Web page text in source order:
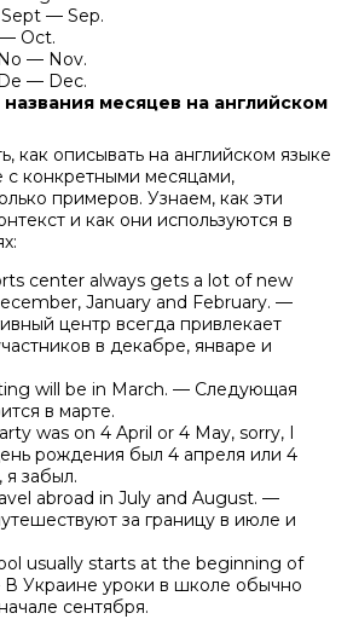
— Sep.
Oct.
— Nov.
— Dec.
названия месяцев на английском
как описывать на английском языке
с конкретными месяцами,
примеров. Узнаем, как эти
и как они используются в
center always gets a lot of new
January and February. —
центр всегда привлекает
в декабре, январе и
will be in March. — Следующая
в марте.
was on 4 April or 4 May, sorry, I
рождения был 4 апреля или 4
я забыл.
abroad in July and August. —
за границу в июле и
usually starts at the beginning of
Украине уроки в школе обычно
сентября.